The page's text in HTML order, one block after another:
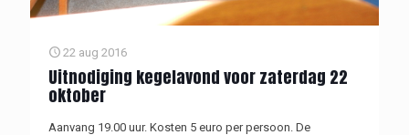
22 aug 2016
Uitnodiging kegelavond voor zaterdag 22
oktober
Aanvang 19.00 uur. Kosten 5 euro per persoon. De